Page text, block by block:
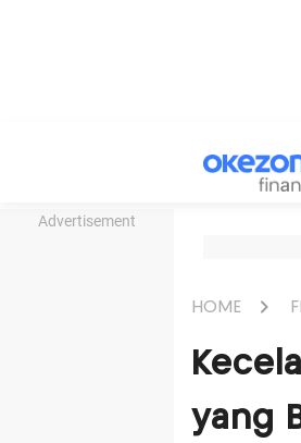
Advertisement
HOME
yang